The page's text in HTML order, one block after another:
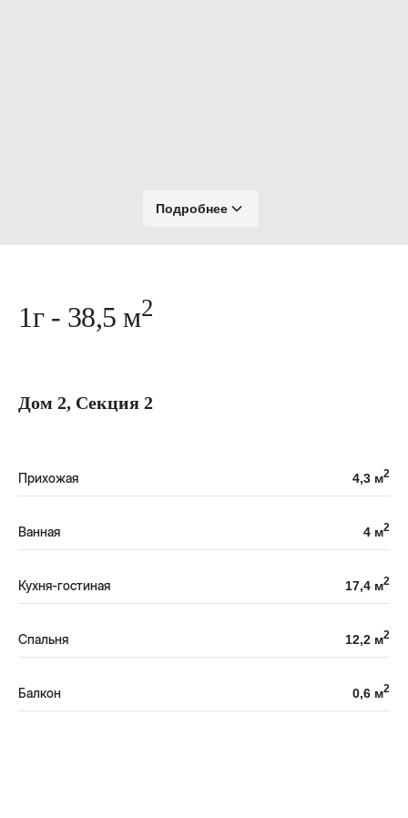
Подробнее
1г - 38,5 м2
Дом 2, Секция 2
Прихожая 4,3 м2
Ванная 4 м2
Кухня-гостиная 17,4 м2
Спальня 12,2 м2
Балкон 0,6 м2